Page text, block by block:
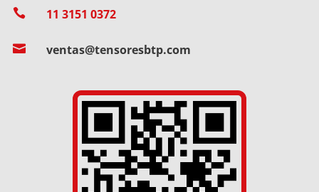
 11 3151 0372
 ventas@tensoresbtp.com